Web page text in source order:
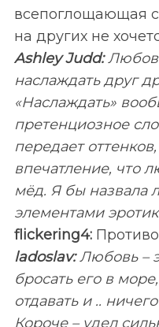
всепоглощающая
на других не
Ashley Judd:
наслаждать друг
«Наслаждать»
претенциозное
передает
впечатление, что
мёд. Я бы назвала
элементами
flickering4:
ladoslav:Любовь –
бросать его в
отдавать и ..
Короче – удел